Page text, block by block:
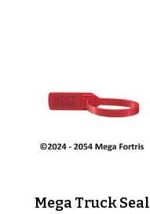
Mega Truck Seal